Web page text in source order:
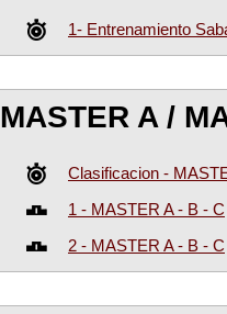
1- Entrenamiento
MASTER A /
Clasificacion -
1 - MASTER A - B - C
2 - MASTER A - B - C